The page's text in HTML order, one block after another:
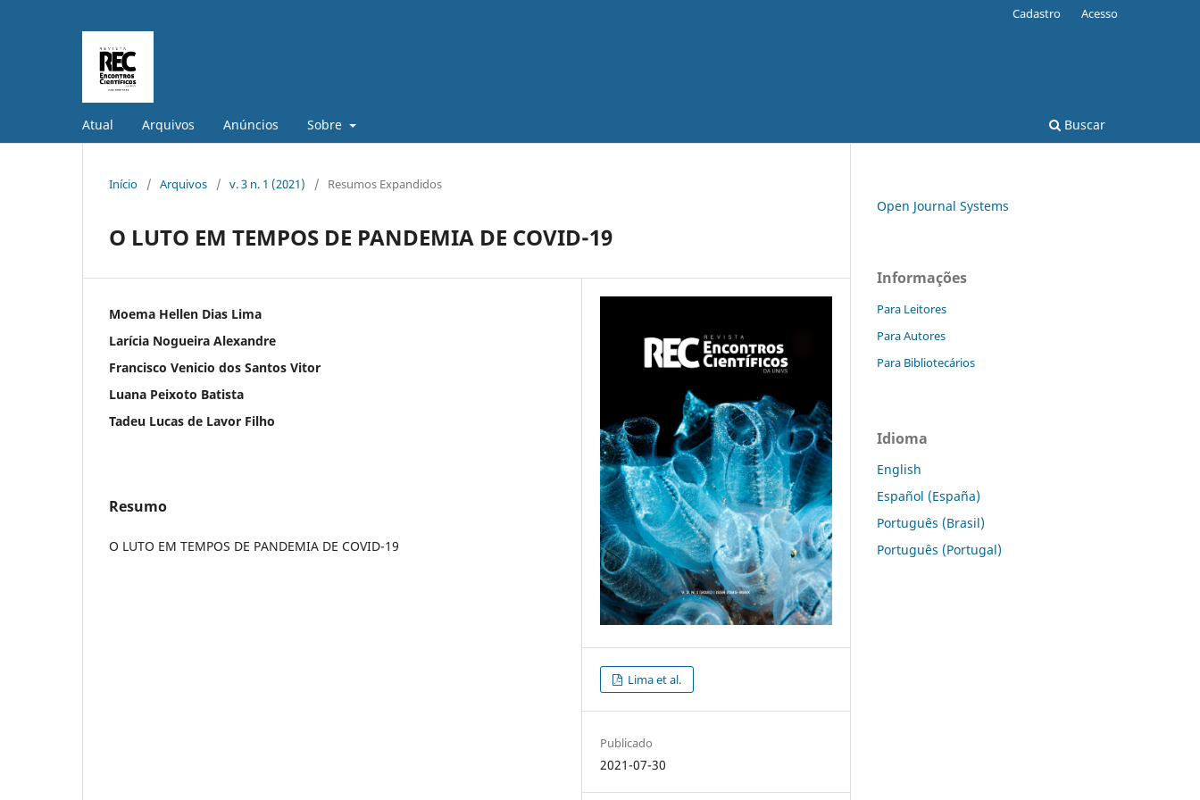
Atual Arquivos Anúncios Sobre Buscar
Cadastro Acesso
Início / Arquivos / v. 3 n. 1 (2021) / Resumos Expandidos
O LUTO EM TEMPOS DE PANDEMIA DE COVID-19
Moema Hellen Dias Lima
Larícia Nogueira Alexandre
Francisco Venicio dos Santos Vitor
Luana Peixoto Batista
Tadeu Lucas de Lavor Filho
Resumo
O LUTO EM TEMPOS DE PANDEMIA DE COVID-19
Lima et al.
Publicado
2021-07-30
Open Journal Systems
Informações
Para Leitores
Para Autores
Para Bibliotecários
Idioma
English
Español (España)
Português (Brasil)
Português (Portugal)